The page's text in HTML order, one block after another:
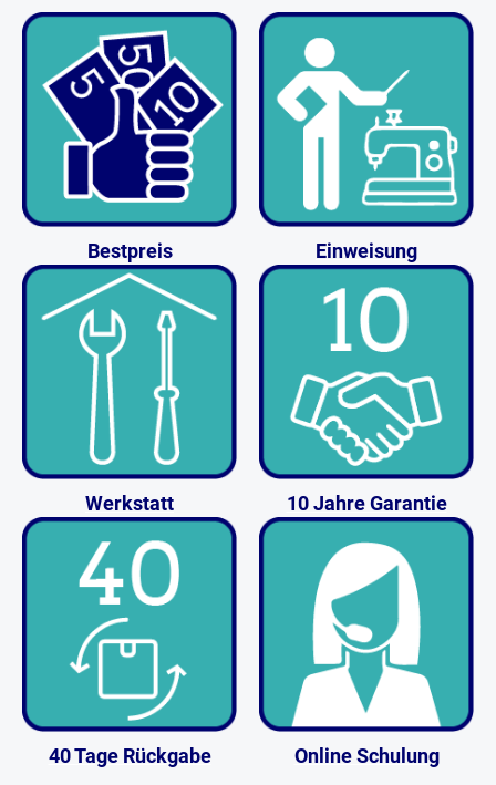
Bestpreis Einweisung
Werkstatt 10 Jahre Garantie
40 Tage Rückgabe Online Schulung